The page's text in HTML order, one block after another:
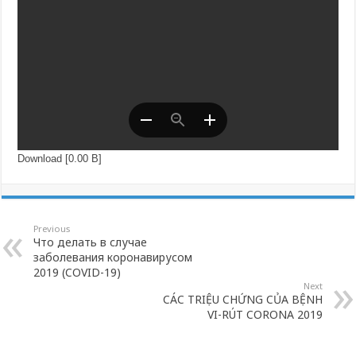
Download [0.00 B]
Previous
Что делать в случае
заболевания коронавирусом
2019 (COVID-19)
Next
CÁC TRIỆU CHỨNG CỦA BỆNH
VI-RÚT CORONA 2019